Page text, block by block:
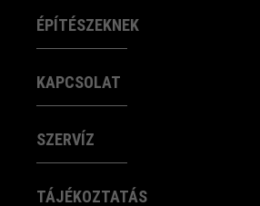
ÉPÍTÉSZEKNEK
KAPCSOLAT
SZERVÍZ
TÁJÉKOZTATÁS